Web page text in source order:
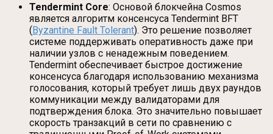
Tendermint Core: Основой блокчейна Cosmos
является алгоритм консенсуса Tendermint BFT
(Byzantine Fault Tolerant). Это решение позволяет
системе поддерживать оперативность даже при
наличии узлов с ненадежным поведением.
Tendermint обеспечивает быстрое достижение
консенсуса благодаря использованию механизма
голосования, который требует лишь двух раундов
коммуникации между валидаторами для
подтверждения блока. Это значительно повышает
скорость транзакций в сети по сравнению с